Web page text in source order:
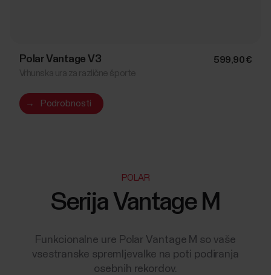
Polar Vantage V3 599,90 €
→ Podrobnosti
POLAR
Serija Vantage M
Funkcionalne ure Polar Vantage M so vaše
vsestranske spremljevalke na poti podiranja
osebnih rekordov.